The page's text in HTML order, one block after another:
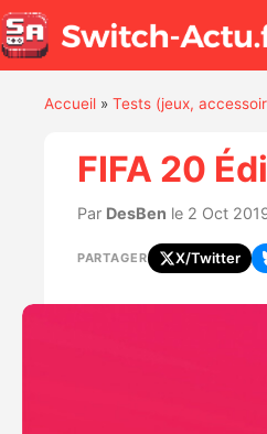
Accueil» Tests (jeux,
FIFA 20
Par DesBen le 2 Oct
PARTAGER X/Twitter